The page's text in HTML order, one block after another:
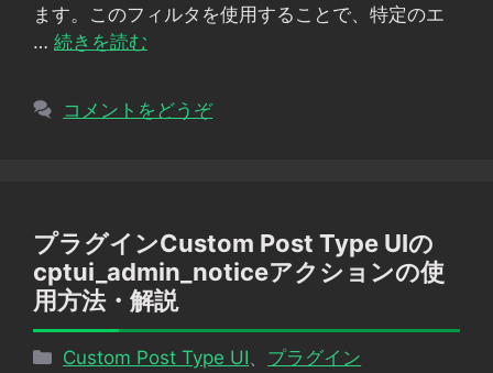
ます。このフィルタを使用することで、特定のエ
… 続きを読む
コメントをどうぞ
プラグインCustom Post Type UIの
cptui_admin_noticeアクションの使
用方法・解説
カ
Custom Post Type UI、 プラグイン